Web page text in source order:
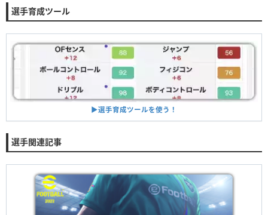
選手育成ツール
▶︎選手育成ツールを使う！
選手関連記事